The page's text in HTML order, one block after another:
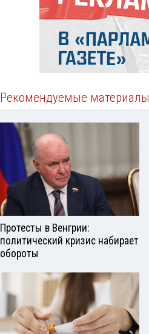
Рекомендуемые материалы
Протесты в Венгрии:
политический кризис набирает
обороты